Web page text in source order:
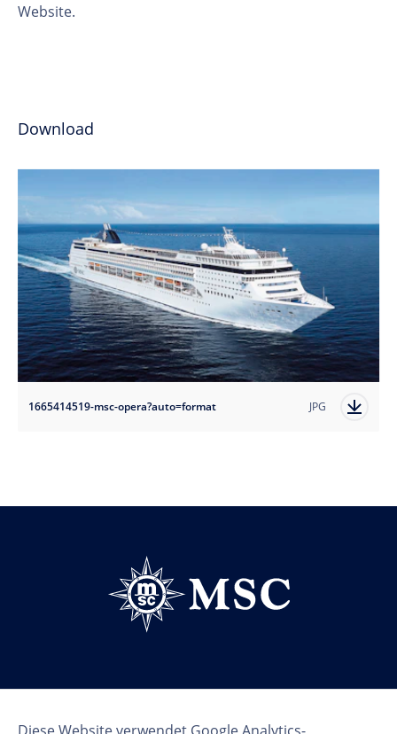
Website.
Download
1665414519-msc-opera?auto=format JPG
Follow us